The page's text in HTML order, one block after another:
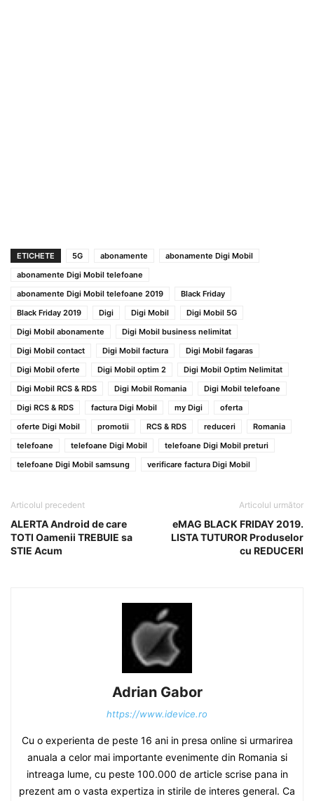
ETICHETE 5G abonamente
abonamente Digi Mobil
abonamente Digi Mobil telefoane
abonamente Digi Mobil telefoane 2019
Black Friday
Black Friday 2019
Digi Digi Mobil
Digi Mobil 5G
Digi Mobil abonamente
Digi Mobil business nelimitat
Digi Mobil contact
Digi Mobil factura
Digi Mobil fagaras
Digi Mobil oferte
Digi Mobil optim 2
Digi Mobil Optim Nelimitat
Digi Mobil RCS & RDS
Digi Mobil Romania
Digi Mobil telefoane
Digi RCS & RDS
factura Digi Mobil my Digi
oferta
oferte Digi Mobil
promotii RCS & RDS reduceri
Romania
telefoane
telefoane Digi Mobil
telefoane Digi Mobil preturi
telefoane Digi Mobil samsung
verificare factura Digi Mobil
Articolul precedent
ALERTA Android de care
TOTI Oamenii TREBUIE sa
STIE Acum
Articolul următor
eMAG BLACK FRIDAY 2019.
LISTA TUTUROR Produselor
cu REDUCERI
Adrian Gabor
https://www.idevice.ro
Cu o experienta de peste 16 ani in presa online si urmarirea
anuala a celor mai importante evenimente din Romania si
intreaga lume, cu peste 100.000 de article scrise pana in
prezent am o vasta expertiza in stirile de interes general. Ca